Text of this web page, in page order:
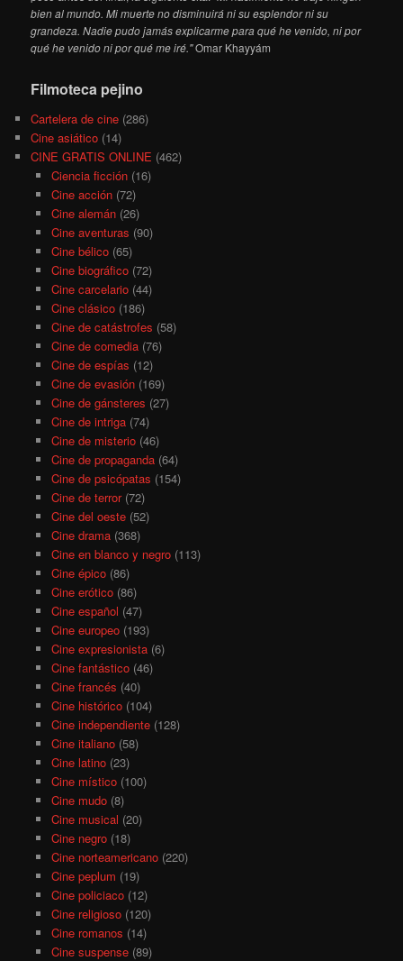
bien al mundo. Mi muerte no disminuirá ni su esplendor ni su
grandeza. Nadie pudo jamás explicarme para qué he venido, ni por
qué he venido ni por qué me iré."Omar Khayyám
Filmoteca pejino
Cartelera de cine (286)
Cine asiático (14)
CINE GRATIS ONLINE (462)
Ciencia ficción(16)
Cine acción(72)
Cine alemán(26)
Cine aventuras (90)
Cine bélico(65)
Cine biográfico(72)
Cine carcelario(44)
Cine clásico(186)
Cine de catástrofes (58)
Cine de comedia(76)
Cine de espías (12)
Cine de evasión(169)
Cine de gánsteres (27)
Cine de intriga(74)
Cine de misterio(46)
Cine de propaganda(64)
Cine de psicópatas (154)
Cine de terror(72)
Cine del oeste(52)
Cine drama(368)
Cine en blanco y negro(113)
Cine épico(86)
Cine erótico(86)
Cine español (47)
Cine europeo(193)
Cine expresionista(6)
Cine fantástico(46)
Cine francés (40)
Cine histórico(104)
Cine independiente(128)
Cine italiano(58)
Cine latino(23)
Cine místico(100)
Cine mudo(8)
Cine musical (20)
Cine negro(18)
Cine norteamericano(220)
Cine peplum (19)
Cine policiaco(12)
Cine religioso(120)
Cine romanos (14)
Cine suspense(89)